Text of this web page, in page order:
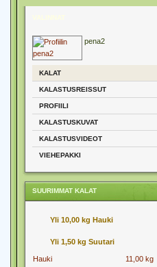
pena2
KALAT
KALASTUSREISSUT
PROFIILI
KALASTUSKUVAT
KALASTUSVIDEOT
VIEHEPAKKI
SUURIMMAT KALAT
Yli 10,00 kg Hauki
Yli 1,50 kg Suutari
Hauki
11,00 kg